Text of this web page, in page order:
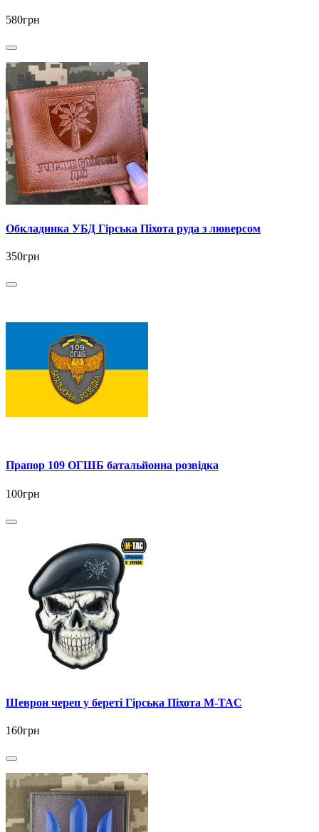
580грн
Обкладинка УБД Гірська Піхота руда з люверсом
350грн
Прапор 109 ОГШБ батальйонна розвідка
100грн
Шеврон череп у береті Гірська Піхота M-TAC
160грн